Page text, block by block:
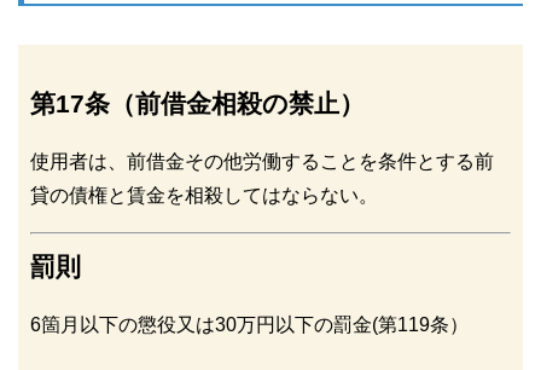
第17条（前借金相殺の禁止）
使用者は、前借金その他労働することを条件とする前
貸の債権と賃金を相殺してはならない。
罰則
6箇月以下の懲役又は30万円以下の罰金(第119条）